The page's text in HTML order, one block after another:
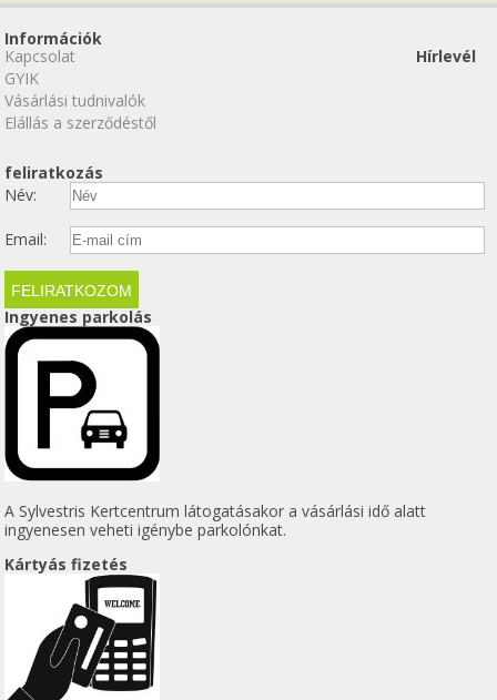
Információk
Kapcsolat
GYIK
Vásárlási tudnivalók
Elállás a szerződéstől
Hírlevél
feliratkozás
Név:
Email:
Ingyenes parkolás
A Sylvestris Kertcentrum látogatásakor a vásárlási idő alatt
ingyenesen veheti igénybe parkolónkat.
Kártyás fizetés